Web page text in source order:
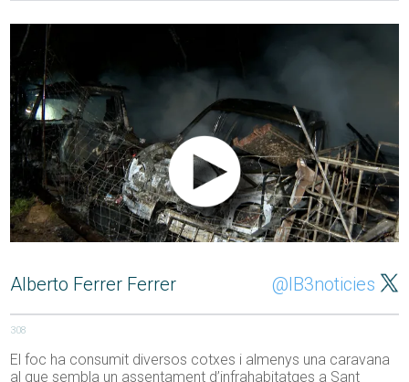
Alberto Ferrer Ferrer @IB3noticies
308
El foc ha consumit diversos cotxes i almenys una caravana
al que sembla un assentament d’infrahabitatges a Sant